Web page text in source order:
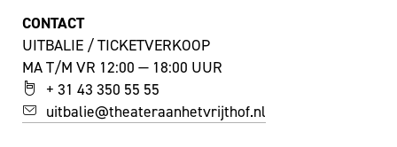
CONTACT
UITBALIE / TICKETVERKOOP
MA T/M VR 12:00 — 18:00 UUR
+ 31 43 350 55 55
uitbalie@theateraanhetvrijthof.nl